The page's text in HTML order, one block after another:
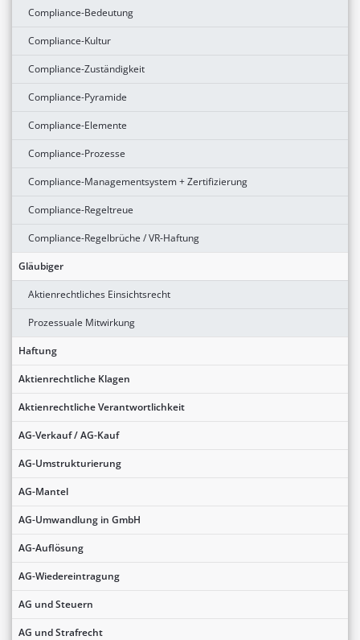
Compliance-Bedeutung
Compliance-Kultur
Compliance-Zuständigkeit
Compliance-Pyramide
Compliance-Elemente
Compliance-Prozesse
Compliance-Managementsystem + Zertifizierung
Compliance-Regeltreue
Compliance-Regelbrüche / VR-Haftung
Gläubiger
Aktienrechtliches Einsichtsrecht
Prozessuale Mitwirkung
Haftung
Aktienrechtliche Klagen
Aktienrechtliche Verantwortlichkeit
AG-Verkauf / AG-Kauf
AG-Umstrukturierung
AG-Mantel
AG-Umwandlung in GmbH
AG-Auflösung
AG-Wiedereintragung
AG und Steuern
AG und Strafrecht